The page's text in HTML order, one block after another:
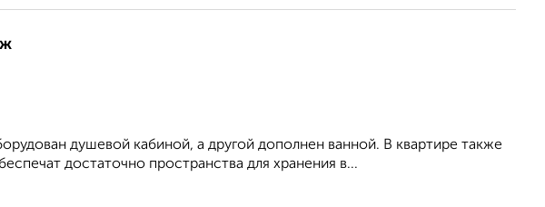
душевой кабиной, а другой дополнен ванной. В квартире также
достаточно пространства для хранения в...